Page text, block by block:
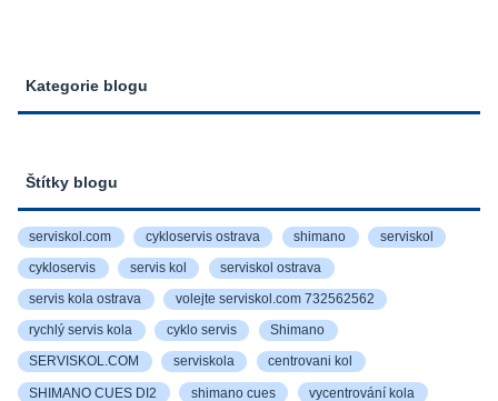
Kategorie blogu
Štítky blogu
serviskol.com cykloservis ostrava shimano serviskol
cykloservis servis kol serviskol ostrava
servis kola ostrava volejte serviskol.com 732562562
rychlý servis kola cyklo servis Shimano
SERVISKOL.COM serviskola centrovani kol
SHIMANO CUES DI2 shimano cues vycentrování kola